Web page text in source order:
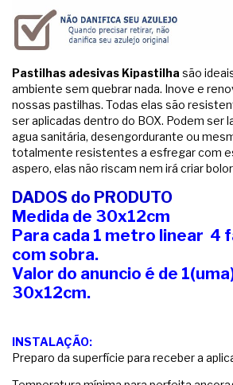
Pastilhas adesivas Kipastilha são
ambiente sem quebrar nada. Inove e
nossas pastilhas. Todas elas são
ser aplicadas dentro do BOX. Podem ser
agua sanitária, desengordurante ou
totalmente resistentes a esfregar com
aspero, elas não riscam nem irá criar
DADOS do PRODUTO
Medida de 30x12cm
Para cada 1 metro linear 4
com sobra.
Valor do anuncio é de
30x12cm.
INSTALAÇÃO:
Preparo da superfície para receber a